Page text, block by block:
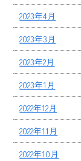
2023年4月
2023年3月
2023年2月
2023年1月
2022年12月
2022年11月
2022年10月